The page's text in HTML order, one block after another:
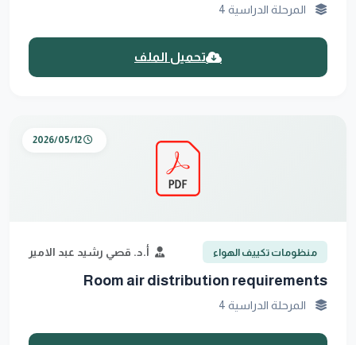
المرحلة الدراسية 4
تحميل الملف
2026/05/12
منظومات تكييف الهواء أ.د. قصي رشيد عبد الامير
Room air distribution requirements
المرحلة الدراسية 4